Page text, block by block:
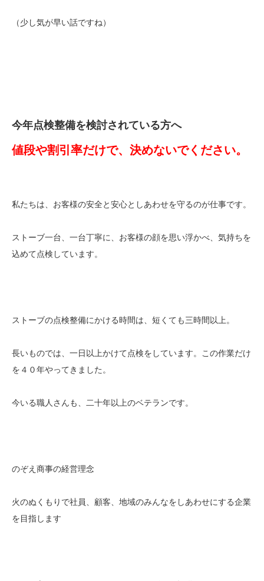
（少し気が早い話ですね）
今年点検整備を検討されている方へ
値段や割引率だけで、決めないでください。
私たちは、お客様の安全と安心としあわせを守るのが仕事です。
ストーブ一台、一台丁寧に、お客様の顔を思い浮かべ、気持ちを
込めて点検しています。
ストーブの点検整備にかける時間は、短くても三時間以上。
長いものでは、一日以上かけて点検をしています。この作業だけ
を４０年やってきました。
今いる職人さんも、二十年以上のベテランです。
のぞえ商事の経営理念
火のぬくもりで社員、顧客、地域のみんなをしあわせにする企業
を目指します